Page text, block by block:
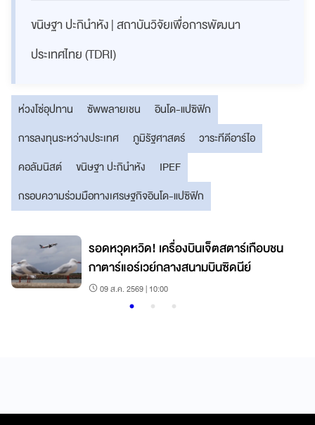
ขนิษฐา ปะกินำหัง | สถาบันวิจัยเพื่อการพัฒนา
ประเทศไทย (TDRI)
ห่วงโซ่อุปทาน ซัพพลายเชน
อินโด-แปซิฟิก
การลงทุนระหว่างประเทศ
ภูมิรัฐศาสตร์
วาระทีดีอาร์ไอ
คอลัมนิสต์
ขนิษฐา ปะกินำหัง
IPEF
กรอบความร่วมมือทางเศรษฐกิจอินโด-แปซิฟิก
รอดหวุดหวิด! เครื่องบินเจ็ตสตาร์เกือบชน
กาตาร์แอร์เวย์กลางสนามบินซิดนีย์
09 ส.ค. 2569 | 10:00